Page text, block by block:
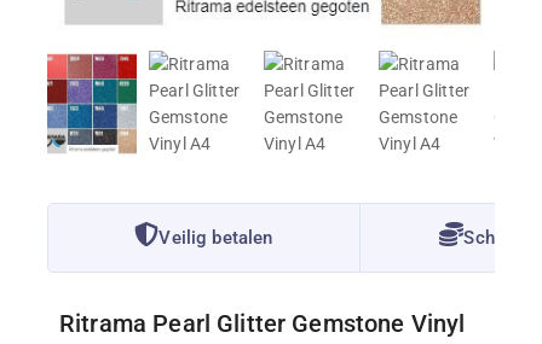
Veilig betalen Scherpe
Ritrama Pearl Glitter Gemstone Vinyl